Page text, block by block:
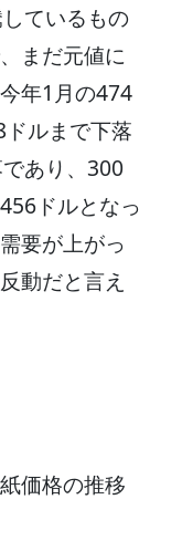
ているもの
まだ元値に
年1月の474
ルまで下落
あり、300
ドルとなっ
要が上がっ
動だと言え
価格の推移